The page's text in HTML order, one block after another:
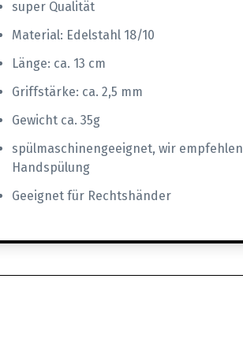
super Qualität
Material: Edelstahl 18/10
Länge: ca. 13 cm
Griffstärke: ca. 2,5 mm
Gewicht ca. 35g
spülmaschinengeeignet, wir empfehlen
Handspülung
Geeignet für Rechtshänder